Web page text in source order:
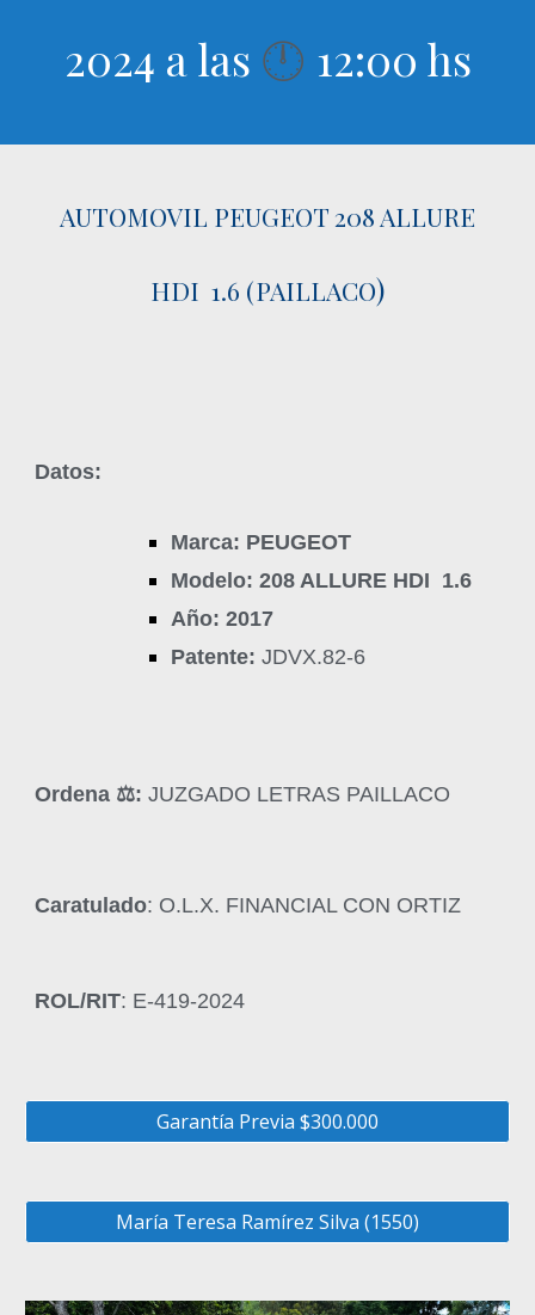
2024 a las 🕛 12:00 hs
AUTOMOVIL PEUGEOT 208 ALLURE
HDI 1.6 (PAILLACO)
Datos:
Marca: PEUGEOT
Modelo: 208 ALLURE HDI 1.6
Año: 2017
Patente: JDVX.82-6
Ordena ‍⚖️: JUZGADO LETRAS PAILLACO
Caratulado: O.L.X. FINANCIAL CON ORTIZ
ROL/RIT: E-419-2024
Garantía Previa $300.000
María Teresa Ramírez Silva (1550)